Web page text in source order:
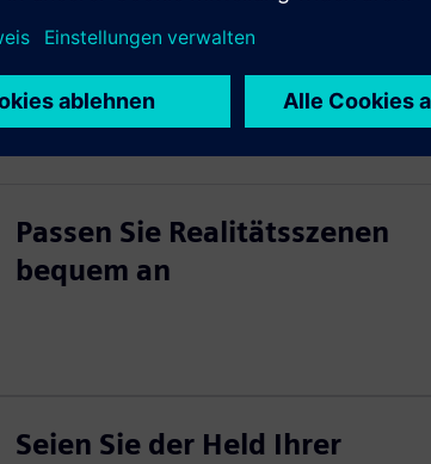
Passen Sie Realitätsszenen
bequem an
Seien Sie der Held Ihrer